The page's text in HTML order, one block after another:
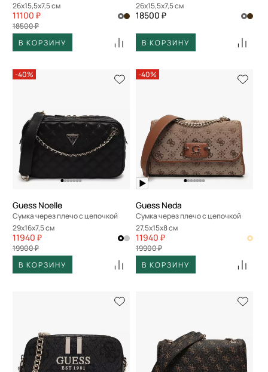
26x15,5x7,5 см
11100 ₽
18500 ₽
В КОРЗИНУ
26x15,5x7,5 см
18500 ₽
В КОРЗИНУ
-40%
Guess Noelle
Сумка через плечо с цепочкой
29x16x7,5 см
11940 ₽
19900 ₽
В КОРЗИНУ
-40%
Guess Neda
Сумка через плечо с цепочкой
27,5x15x8 см
11940 ₽
19900 ₽
В КОРЗИНУ